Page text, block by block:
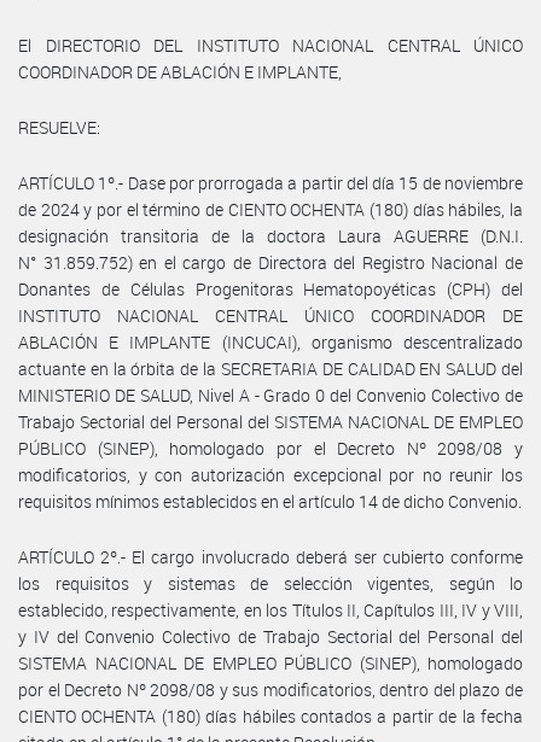
El DIRECTORIO DEL INSTITUTO NACIONAL CENTRAL ÚNICO
COORDINADOR DE ABLACIÓN E IMPLANTE,
RESUELVE:
ARTÍCULO 1º.- Dase por prorrogada a partir del día 15 de noviembre
de 2024 y por el término de CIENTO OCHENTA (180) días hábiles, la
designación transitoria de la doctora Laura AGUERRE (D.N.I.
N° 31.859.752) en el cargo de Directora del Registro Nacional de
Donantes de Células Progenitoras Hematopoyéticas (CPH) del
INSTITUTO NACIONAL CENTRAL ÚNICO COORDINADOR DE
ABLACIÓN E IMPLANTE (INCUCAI), organismo descentralizado
actuante en la órbita de la SECRETARIA DE CALIDAD EN SALUD del
MINISTERIO DE SALUD, Nivel A - Grado 0 del Convenio Colectivo de
Trabajo Sectorial del Personal del SISTEMA NACIONAL DE EMPLEO
PÚBLICO (SINEP), homologado por el Decreto Nº 2098/08 y
modificatorios, y con autorización excepcional por no reunir los
requisitos mínimos establecidos en el artículo 14 de dicho Convenio.
ARTÍCULO 2º.- El cargo involucrado deberá ser cubierto conforme
los requisitos y sistemas de selección vigentes, según lo
establecido, respectivamente, en los Títulos II, Capítulos III, IV y VIII,
y IV del Convenio Colectivo de Trabajo Sectorial del Personal del
SISTEMA NACIONAL DE EMPLEO PÚBLICO (SINEP), homologado
por el Decreto Nº 2098/08 y sus modificatorios, dentro del plazo de
CIENTO OCHENTA (180) días hábiles contados a partir de la fecha